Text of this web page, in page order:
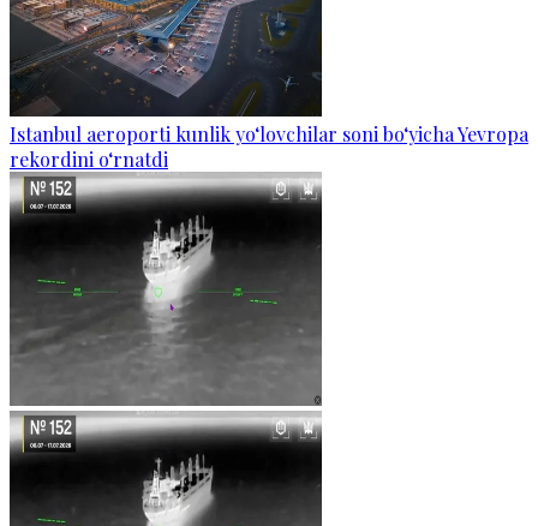
Istanbul aeroporti kunlik yo‘lovchilar soni bo‘yicha Yevropa
rekordini o‘rnatdi